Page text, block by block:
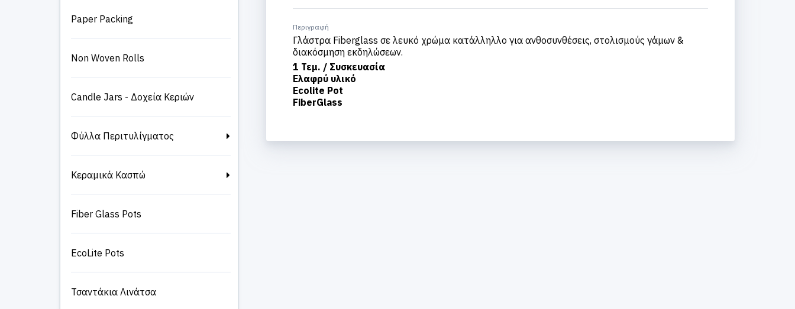
Paper Packing
Non Woven Rolls
Candle Jars - Δοχεία Κεριών
Φύλλα Περιτυλίγματος
Κεραμικά Κασπώ
Fiber Glass Pots
EcoLite Pots
Τσαντάκια Λινάτσα
Περιγραφή
Γλάστρα Fiberglass σε λευκό χρώμα κατάλληλλο για ανθοσυνθέσεις, στολισμούς γάμων &
διακόσμηση εκδηλώσεων.
1 Τεμ. / Συσκευασία
Ελαφρύ υλικό
Ecolite Pot
FiberGlass